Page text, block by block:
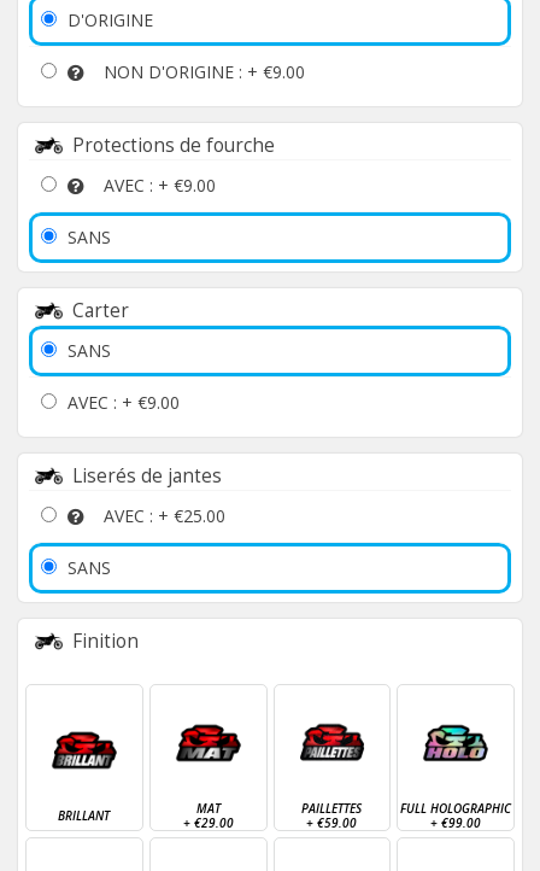
D'ORIGINE
NON D'ORIGINE : + €9.00
Protections de fourche
AVEC : + €9.00
SANS
Carter
SANS
AVEC : + €9.00
Liserés de jantes
AVEC : + €25.00
SANS
Finition
BRILLANT
MAT
+ €29.00
PAILLETTES
+€59.00
FULL HOLOGRAPHIC
+€99.00